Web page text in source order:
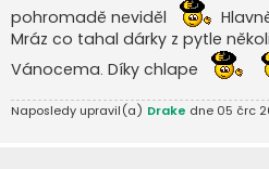
pohromadě neviděl
Mráz co tahal dárky z pytle
Vánocema. Díky chlape
Naposledy upravil(a) Drake dne 05 črc